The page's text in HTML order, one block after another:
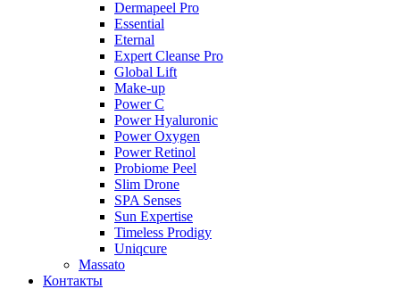
Dermapeel Pro
Essential
Eternal
Expert Cleanse Pro
Global Lift
Make-up
Power C
Power Hyaluronic
Power Oxygen
Power Retinol
Probiome Peel
Slim Drone
SPA Senses
Sun Expertise
Timeless Prodigy
Uniqcure
Massato
Контакты